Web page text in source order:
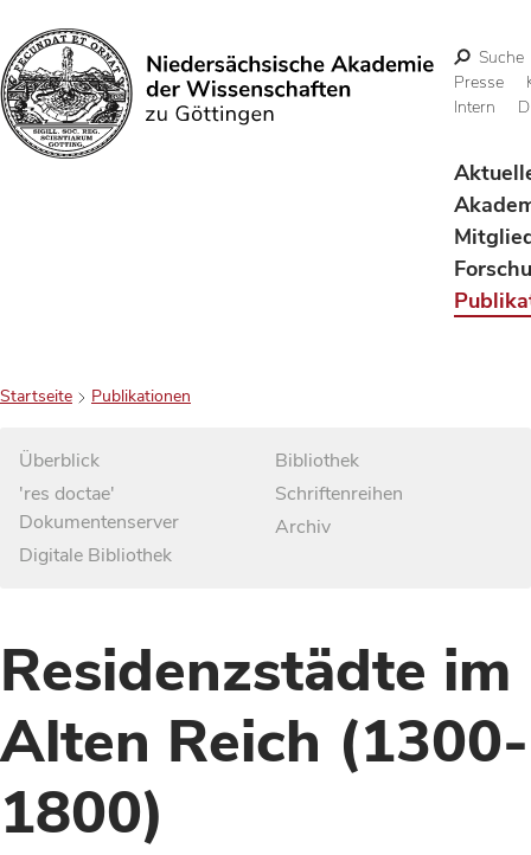
Suchen
Suche
Presse
Intern
Startseite Publikationen
Überblick
'res doctae'
Dokumentenserver
Digitale Bibliothek
Bibliothek
Schriftenreihen
Archiv
Residenzstädte im
Alten Reich (1300-
1800)